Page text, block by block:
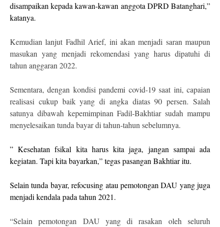
disampaikan kepada kawan-kawan anggota DPRD Batanghari,”
katanya.
Kemudian lanjut Fadhil Arief, ini akan menjadi saran maupun
masukan yang menjadi rekomendasi yang harus dipatuhi di
tahun anggaran 2022.
Sementara, dengan kondisi pandemi covid-19 saat ini, capaian
realisasi cukup baik yang di angka diatas 90 persen. Salah
satunya dibawah kepemimpinan Fadil-Bakhtiar sudah mampu
menyelesaikan tunda bayar di tahun-tahun sebelumnya.
” Kesehatan fsikal kita harus kita jaga, jangan sampai ada
kegiatan. Tapi kita bayarkan,” tegas pasangan Bakhtiar itu.
Selain tunda bayar, refocusing atau pemotongan DAU yang juga
menjadi kendala pada tahun 2021.
“Selain pemotongan DAU yang di rasakan oleh seluruh